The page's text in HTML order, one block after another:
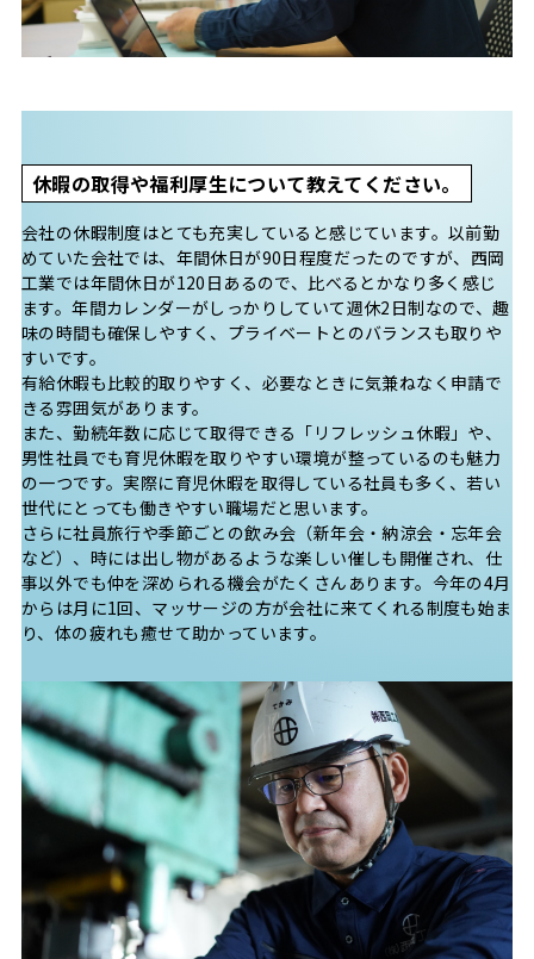
休暇の取得や福利厚生について教えてください。
会社の休暇制度はとても充実していると感じています。以前勤
めていた会社では、年間休日が90日程度だったのですが、西岡
工業では年間休日が120日あるので、比べるとかなり多く感じ
ます。年間カレンダーがしっかりしていて週休2日制なので、趣
味の時間も確保しやすく、プライベートとのバランスも取りや
すいです。
有給休暇も比較的取りやすく、必要なときに気兼ねなく申請で
きる雰囲気があります。
また、勤続年数に応じて取得できる「リフレッシュ休暇」や、
男性社員でも育児休暇を取りやすい環境が整っているのも魅力
の一つです。実際に育児休暇を取得している社員も多く、若い
世代にとっても働きやすい職場だと思います。
さらに社員旅行や季節ごとの飲み会（新年会・納涼会・忘年会
など）、時には出し物があるような楽しい催しも開催され、仕
事以外でも仲を深められる機会がたくさんあります。今年の4月
からは月に1回、マッサージの方が会社に来てくれる制度も始ま
り、体の疲れも癒せて助かっています。